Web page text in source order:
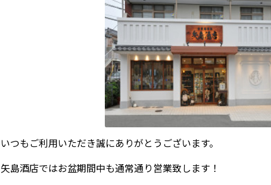
いつもご利用いただき誠にありがとうございます。
矢島酒店ではお盆期間中も通常通り営業致します！